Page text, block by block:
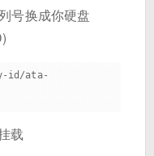
号换成你硬盘
id/ata-
载